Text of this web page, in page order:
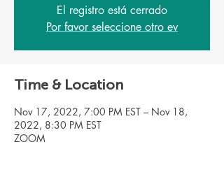
El registro está cerrado
Por favor seleccione otro ev
Time & Location
Nov 17, 2022, 7:00 PM EST – Nov 18,
2022, 8:30 PM EST
ZOOM